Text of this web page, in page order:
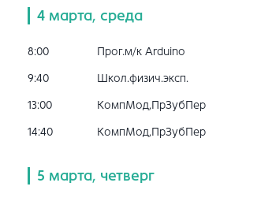
4 марта, среда
8:00 Прог.м/к Arduino
9:40 Школ.физич.эксп.
13:00 КомпМод,ПрЗубПер
14:40 КомпМод,ПрЗубПер
5 марта, четверг